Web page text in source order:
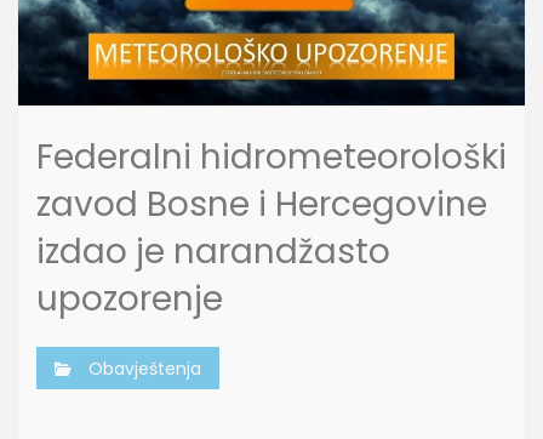
Federalni hidrometeorološki
zavod Bosne i Hercegovine
izdao je narandžasto
upozorenje
Obavještenja